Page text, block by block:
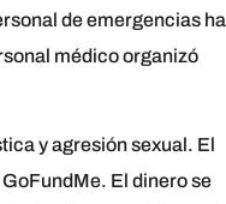
de emergencias
médico organizó
y agresión sexual. El
El dinero se